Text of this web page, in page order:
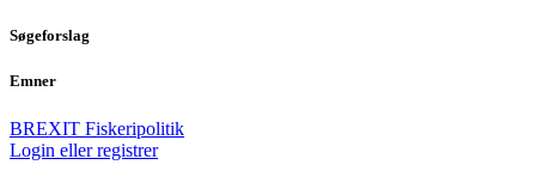
Søgeforslag
Emner
BREXIT Fiskeripolitik
Login eller registrer